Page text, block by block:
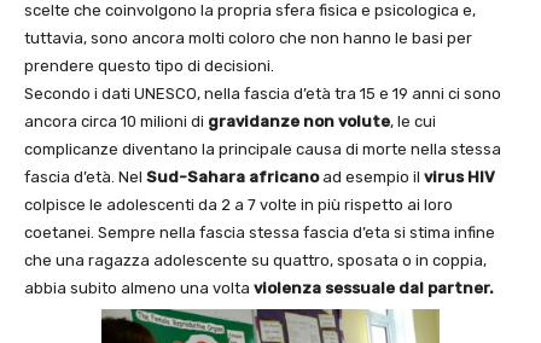
scelte che coinvolgono la propria sfera fisica e psicologica e,
tuttavia, sono ancora molti coloro che non hanno le basi per
prendere questo tipo di decisioni.
Secondo i dati UNESCO, nella fascia d’età tra 15 e 19 anni ci sono
ancora circa 10 milioni di gravidanze non volute, le cui
complicanze diventano la principale causa di morte nella stessa
fascia d’età. Nel Sud-Sahara africanoad esempio il virus HIV
colpisce le adolescenti da 2 a 7 volte in più rispetto ai loro
coetanei. Sempre nella fascia stessa fascia d’eta si stima infine
che una ragazza adolescente su quattro, sposata o in coppia,
abbia subito almeno una volta violenza sessuale dal partner.